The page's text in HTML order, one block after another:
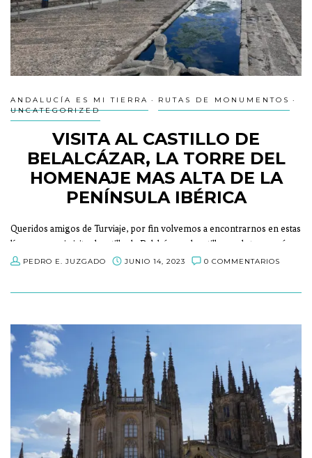
ANDALUCÍA ES MI TIERRA
RUTAS DE MONUMENTOS
UNCATEGORIZED
VISITA AL CASTILLO DE
BELALCÁZAR, LA TORRE DEL
HOMENAJE MAS ALTA DE LA
PENÍNSULA IBÉRICA
Queridos amigos de Turviaje, por fin volvemos a encontrarnos en estas
líneas para mi visita al castillo de Belalcázar, el castillo con la torre más
alta de la península…
PEDRO E. JUZGADO JUNIO 14, 2023 0 COMMENTARIOS